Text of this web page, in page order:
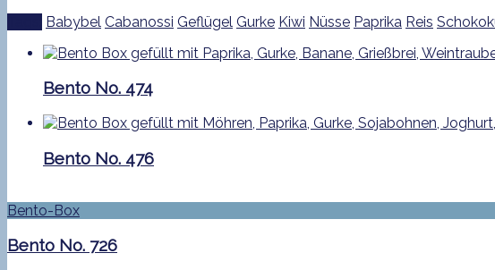
Babybel Cabanossi Geflügel Gurke Kiwi Nüsse Paprika Reis
Bento No. 474
Bento No. 476
Bento-Box
Bento No. 726